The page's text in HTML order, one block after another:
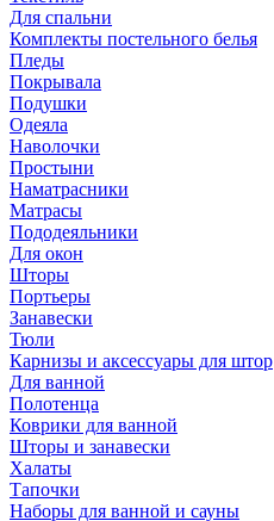
Для спальни
Комплекты постельного белья
Пледы
Покрывала
Подушки
Одеяла
Наволочки
Простыни
Наматрасники
Матрасы
Пододеяльники
Для окон
Шторы
Портьеры
Занавески
Тюли
Карнизы и аксессуары для штор
Для ванной
Полотенца
Коврики для ванной
Шторы и занавески
Халаты
Тапочки
Наборы для ванной и сауны